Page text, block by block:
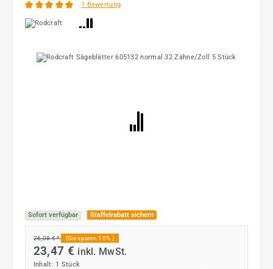
1 Bewertung
Bildergalerie überspringen
Sofort verfügbar Staffelrabatt sichern
26,08 € * (Sie sparen 10% )
23,47 € inkl. MwSt.
Inhalt: 1 Stück